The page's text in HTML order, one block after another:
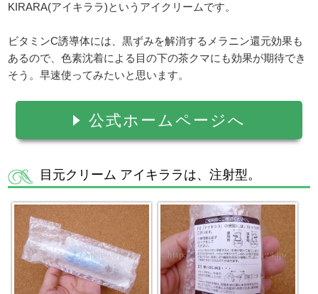
KIRARA(アイキララ)というアイクリームです。
ビタミンC誘導体には、黒ずみを解消するメラニン還元効果も
あるので、色素沈着による目の下の茶クマにも効果が期待でき
そう。早速使ってみたいと思います。
公式ホームページへ
目元クリーム アイキララは、注射型。